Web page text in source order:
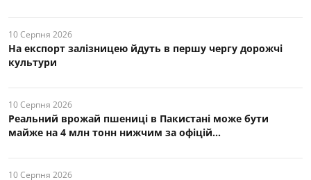
10 Серпня 2026
На експорт залізницею йдуть в першу чергу дорожчі
культури
10 Серпня 2026
Реальний врожай пшениці в Пакистані може бути
майже на 4 млн тонн нижчим за офіцій...
10 Серпня 2026